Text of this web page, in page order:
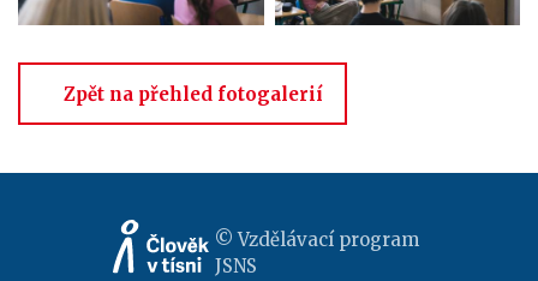
Zpět na přehled fotogalerií
© Vzdělávací program
JSNS